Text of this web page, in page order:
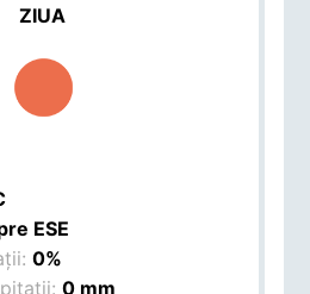
ZIUA
ESE
0%
0 mm